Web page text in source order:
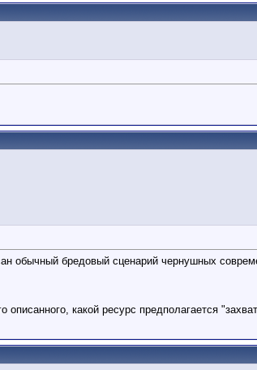
обычный бредовый сценарий чернушных
описанного, какой ресурс предполагается